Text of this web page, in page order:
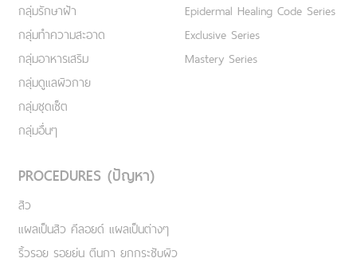
กลุ่มรักษาฝ้า
กลุ่มทำความสะอาด
กลุ่มอาหารเสริม
กลุ่มดูแลผิวกาย
กลุ่มชุดเซ็ต
กลุ่มอื่นๆ
Epidermal Healing Code Series
Exclusive Series
Mastery Series
PROCEDURES (ปัญหา)
สิว
แผลเป็นสิว คีลอยด์ แผลเป็นต่างๆ
ริ้วรอย รอยย่น ตีนกา ยกกระชับผิว